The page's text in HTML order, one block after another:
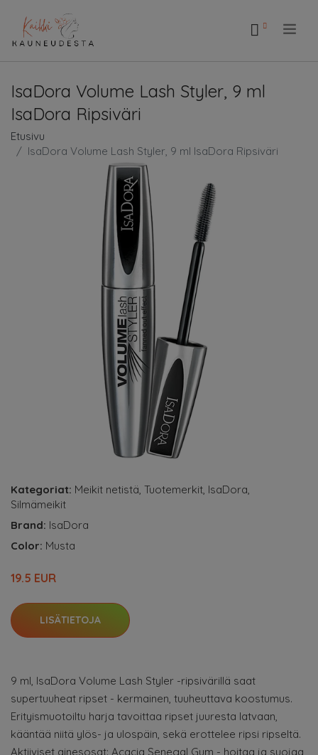
IsaDora Volume Lash Styler, 9 ml
IsaDora Ripsiväri
Etusivu
IsaDora Volume Lash Styler, 9 ml IsaDora Ripsiväri
Kategoriat: Meikit netistä, Tuotemerkit, IsaDora,
Silmämeikit
Brand: IsaDora
Color: Musta
19.5 EUR
LISÄTIETOJA
9 ml, IsaDora Volume Lash Styler -ripsivärillä saat
supertuuheat ripset - kermainen, tuuheuttava koostumus.
Erityismuotoiltu harja tavoittaa ripset juuresta latvaan,
kääntää niitä ylös- ja ulospäin, sekä erottelee ripsi ripseltä.
Aktiiviset ainesosat: Acacia Senegal Gum - hoitaa ja suojaa